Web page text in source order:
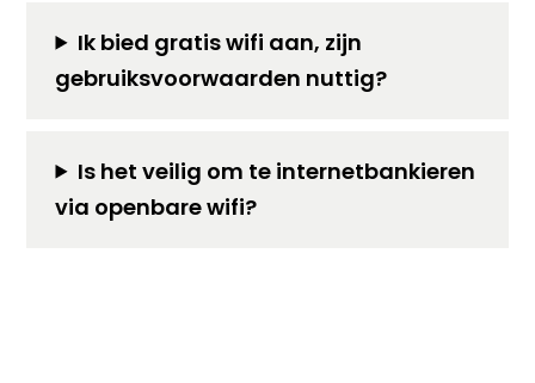
Ik bied gratis wifi aan, zijn
gebruiksvoorwaarden nuttig?
Is het veilig om te internetbankieren
via openbare wifi?